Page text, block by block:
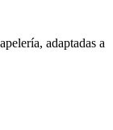
adaptadas a